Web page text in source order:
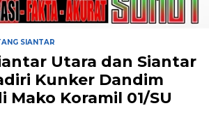
SIANTAR
Utara dan Siantar
Kunker Dandim
Mako Koramil 01/SU